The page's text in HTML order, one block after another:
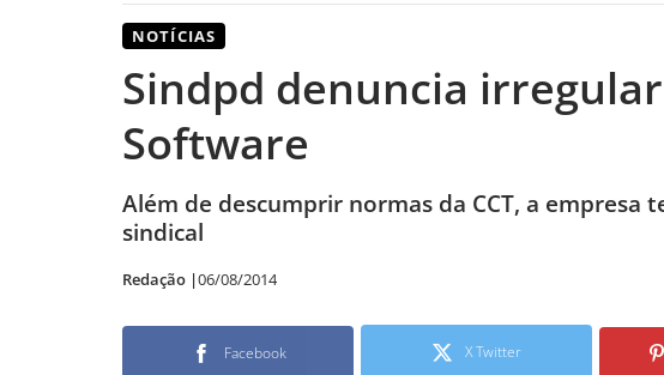
NOTÍCIAS
Sindpd denuncia
Software
Além de descumprir normas da CCT, a
sindical
Redação |06/08/2014
Facebook X Twitter